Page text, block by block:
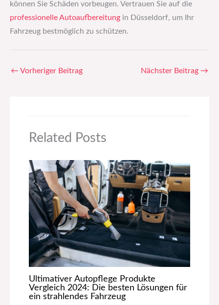
können Sie Schäden vorbeugen. Vertrauen Sie auf die
professionelle Autoaufbereitung in Düsseldorf, um Ihr
Fahrzeug bestmöglich zu schützen.
← Vorheriger Beitrag Nächster Beitrag →
Related Posts
Ultimativer Autopflege Produkte
Vergleich 2024: Die besten Lösungen für
ein strahlendes Fahrzeug